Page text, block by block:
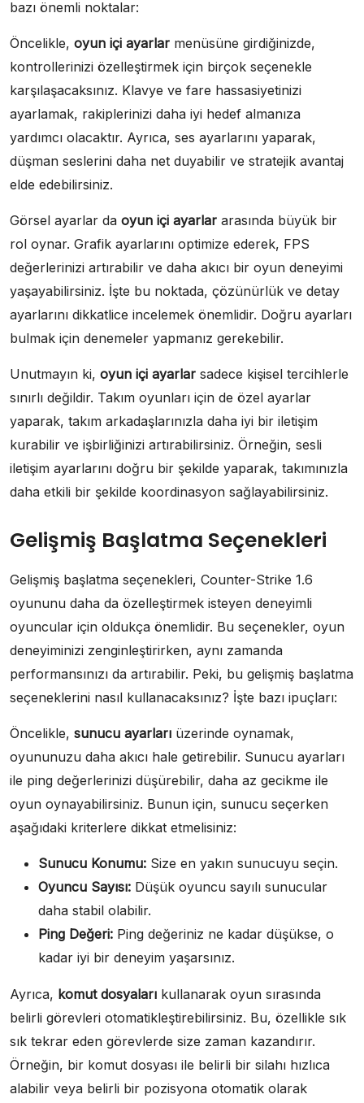
bazı önemli noktalar:
Öncelikle, oyun içi ayarlar menüsüne girdiğinizde,
kontrollerinizi özelleştirmek için birçok seçenekle
karşılaşacaksınız. Klavye ve fare hassasiyetinizi
ayarlamak, rakiplerinizi daha iyi hedef almanıza
yardımcı olacaktır. Ayrıca, ses ayarlarını yaparak,
düşman seslerini daha net duyabilir ve stratejik avantaj
elde edebilirsiniz.
Görsel ayarlar da oyun içi ayarlar arasında büyük bir
rol oynar. Grafik ayarlarını optimize ederek, FPS
değerlerinizi artırabilir ve daha akıcı bir oyun deneyimi
yaşayabilirsiniz. İşte bu noktada, çözünürlük ve detay
ayarlarını dikkatlice incelemek önemlidir. Doğru ayarları
bulmak için denemeler yapmanız gerekebilir.
Unutmayın ki, oyun içi ayarlar sadece kişisel tercihlerle
sınırlı değildir. Takım oyunları için de özel ayarlar
yaparak, takım arkadaşlarınızla daha iyi bir iletişim
kurabilir ve işbirliğinizi artırabilirsiniz. Örneğin, sesli
iletişim ayarlarını doğru bir şekilde yaparak, takımınızla
daha etkili bir şekilde koordinasyon sağlayabilirsiniz.
Gelişmiş Başlatma Seçenekleri
Gelişmiş başlatma seçenekleri, Counter-Strike 1.6
oyununu daha da özelleştirmek isteyen deneyimli
oyuncular için oldukça önemlidir. Bu seçenekler, oyun
deneyiminizi zenginleştirirken, aynı zamanda
performansınızı da artırabilir. Peki, bu gelişmiş başlatma
seçeneklerini nasıl kullanacaksınız? İşte bazı ipuçları:
Öncelikle, sunucu ayarları üzerinde oynamak,
oyununuzu daha akıcı hale getirebilir. Sunucu ayarları
ile ping değerlerinizi düşürebilir, daha az gecikme ile
oyun oynayabilirsiniz. Bunun için, sunucu seçerken
aşağıdaki kriterlere dikkat etmelisiniz:
Sunucu Konumu: Size en yakın sunucuyu seçin.
Oyuncu Sayısı: Düşük oyuncu sayılı sunucular
daha stabil olabilir.
Ping Değeri: Ping değeriniz ne kadar düşükse, o
kadar iyi bir deneyim yaşarsınız.
Ayrıca, komut dosyaları kullanarak oyun sırasında
belirli görevleri otomatikleştirebilirsiniz. Bu, özellikle sık
sık tekrar eden görevlerde size zaman kazandırır.
Örneğin, bir komut dosyası ile belirli bir silahı hızlıca
alabilir veya belirli bir pozisyona otomatik olarak